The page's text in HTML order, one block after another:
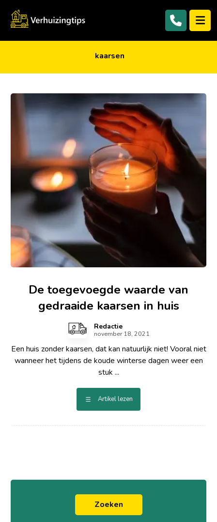
kaarsen
De toegevoegde waarde van
gedraaide kaarsen in huis
Redactie
november 18, 2021
Een huis zonder kaarsen, dat kan natuurlijk niet! Vooral niet
wanneer het tijdens de koude winterse dagen weer een
stuk ...
Artikel lezen
Zoeken